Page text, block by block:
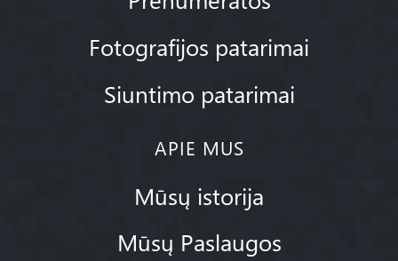
Fotografijos patarimai
Siuntimo patarimai
APIE MUS
Mūsų istorija
Mūsų Paslaugos